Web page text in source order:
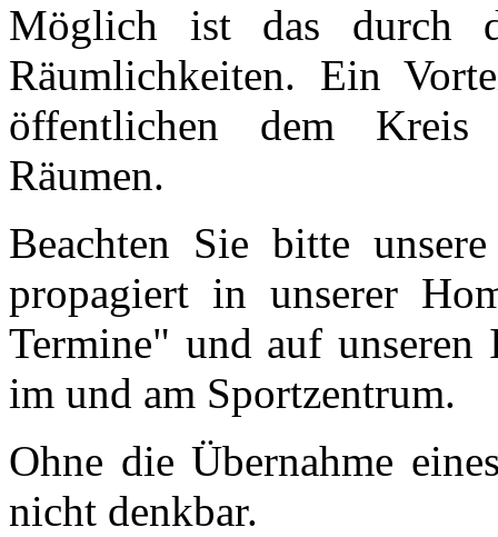
Möglich ist das durch
Räumlichkeiten. Ein
öffentlichen dem Kreis
Räumen.
Beachten Sie bitte
propagiert in unserer
Termine" und auf unseren
im und am Sportzentrum.
Ohne die Übernahme
nicht denkbar.